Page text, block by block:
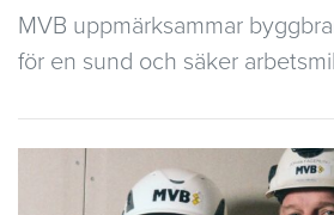
MVB uppmärksammar
för en sund och säker